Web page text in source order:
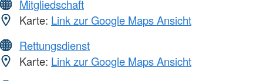
Mitgliedschaft
Karte: Link zur Google Maps Ansicht
Rettungsdienst
Karte: Link zur Google Maps Ansicht